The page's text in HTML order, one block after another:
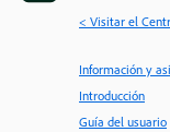
< Visitar el
Información y
Introducción
Guía del usuario